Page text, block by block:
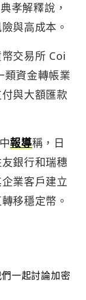
孝解釋說，
與高成本。
交易所 Coi
資金轉帳業
與大額匯款
報導稱，日
銀行和瑞穗
業客戶建立
移穩定幣。
一起討論加密